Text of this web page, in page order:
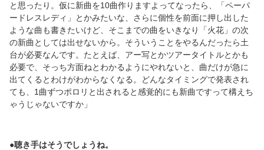
と思ったり。仮に新曲を10曲作りますよってなったら、「ペーパ
ードレスレディ」とかみたいな、さらに個性を前面に押し出した
ような曲も書きたいけど、そこまでの曲をいきなり「火花」の次
の新曲としては出せないから。そういうことをやるんだったら土
台が必要なんです。たとえば、アー写とかツアータイトルとかも
必要で、そっち方面ねとわかるようにやれないと、曲だけが急に
出てくるとわけがわからなくなる。どんなタイミングで発表され
ても、1曲ずつポロリと出されると感覚的にも新曲ですって構えち
ゃうじゃないですか」
●聴き手はそうでしょうね。